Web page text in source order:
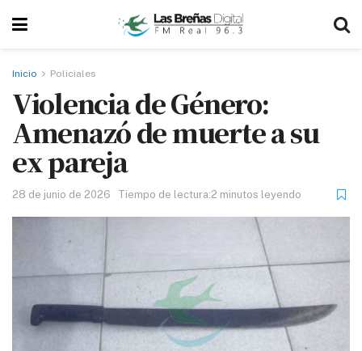
Inicio Policiales
Violencia de Género:
Amenazó de muerte a su
ex pareja
28 de junio de 2026 Tiempo de lectura:2 minutos leyendo